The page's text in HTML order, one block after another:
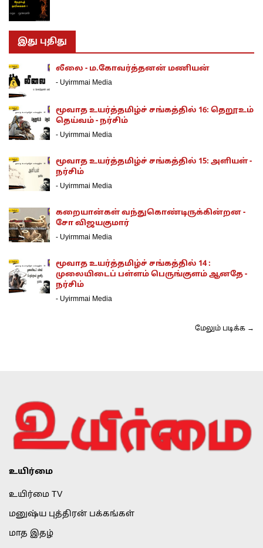
இது புதிது
லீலை - ம.கோவர்த்தனன் மணியன்
- Uyirmmai Media
மூவாத உயர்த்தமிழ்ச் சங்கத்தில் 16: தெறூஉம்
தெய்வம் - நர்சிம்
- Uyirmmai Media
மூவாத உயர்த்தமிழ்ச் சங்கத்தில் 15: அளியள் -
நர்சிம்
- Uyirmmai Media
கறையான்கள் வந்துகொண்டிருக்கின்றன -
சோ விஜயகுமார்
- Uyirmmai Media
மூவாத உயர்த்தமிழ்ச் சங்கத்தில் 14 :
முலையிடைப் பள்ளம் பெருங்குளம் ஆனதே -
நர்சிம்
- Uyirmmai Media
மேலும் படிக்க →
உயிர்மை
உயிர்மை TV
மனுஷ்ய புத்திரன் பக்கங்கள்
மாத இதழ்